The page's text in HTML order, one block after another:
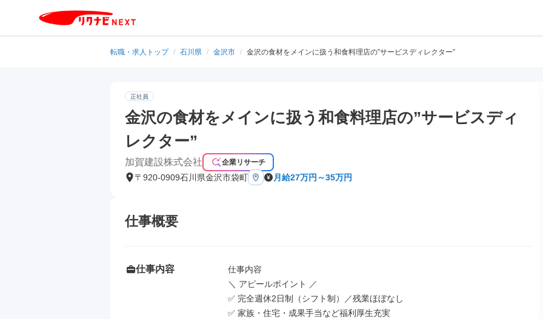
転職・求人トップ / 石川県 / 金沢市 / 金沢の食材をメインに扱う和食料理店の”サービスディレクター”
正社員
金沢の食材をメインに扱う和食料理店の”サービスディ
レクター”
加賀建設株式会社 企業リサーチ
〒920-0909石川県金沢市袋町 月給27万円～35万円
仕事概要
仕事内容
仕事内容
＼ アピールポイント ／
✅ 完全週休2日制（シフト制）／残業ほぼなし
✅ 家族・住宅・成果手当など福利厚生充実